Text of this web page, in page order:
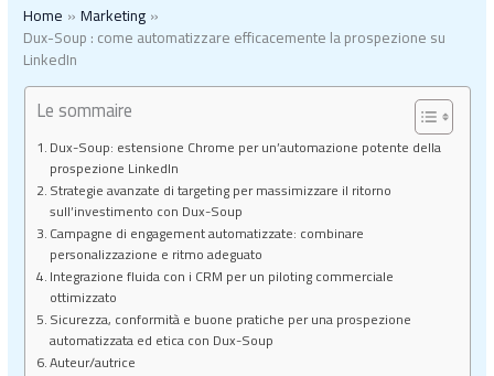
Home
Marketing
Dux-Soup : come automatizzare efficacemente la prospezione su
LinkedIn
Le sommaire
Dux-Soup: estensione Chrome per un’automazione potente della
prospezione LinkedIn
Strategie avanzate di targeting per massimizzare il ritorno
sull’investimento con Dux-Soup
Campagne di engagement automatizzate: combinare
personalizzazione e ritmo adeguato
Integrazione fluida con i CRM per un piloting commerciale
ottimizzato
Sicurezza, conformità e buone pratiche per una prospezione
automatizzata ed etica con Dux-Soup
Auteur/autrice